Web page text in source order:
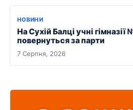
НОВИНИ
На Сухій Балці учні гімназії
повернуться за парти
7 Серпня, 2026